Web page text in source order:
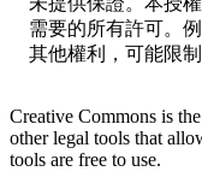
需要的所有許可。例
其他權利，可能限
Creative Commons is
other legal tools that
tools are free to use.